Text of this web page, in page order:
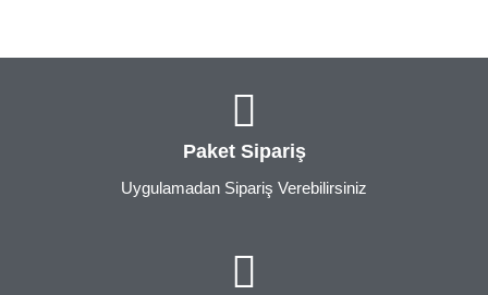
Paket Sipariş
Uygulamadan Sipariş Verebilirsiniz